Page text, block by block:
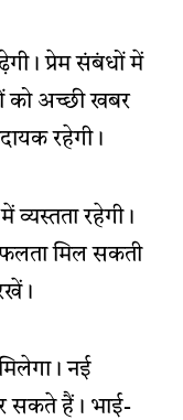
प्रेम संबंधों में
को अच्छी खबर
रहेगी।
व्यस्तता रहेगी।
मिल सकती
नई
सकते हैं। भाई-